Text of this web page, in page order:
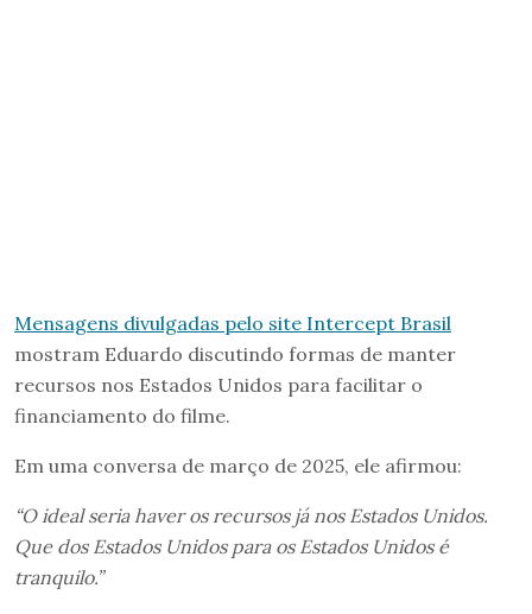
Mensagens divulgadas pelo site Intercept Brasil
mostram Eduardo discutindo formas de manter
recursos nos Estados Unidos para facilitar o
financiamento do filme.
Em uma conversa de março de 2025, ele afirmou:
“O ideal seria haver os recursos já nos Estados Unidos.
Que dos Estados Unidos para os Estados Unidos é
tranquilo.”